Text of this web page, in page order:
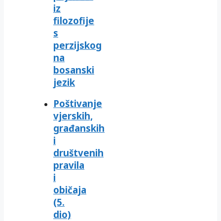
iz
filozofije
s
perzijskog
na
bosanski
jezik
Poštivanje
vjerskih,
građanskih
i
društvenih
pravila
i
običaja
(5.
dio)